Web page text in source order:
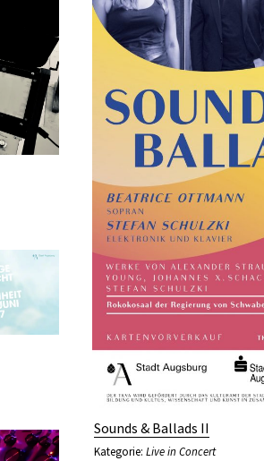
Sounds & Ballads II
Kategorie: Live in Concert